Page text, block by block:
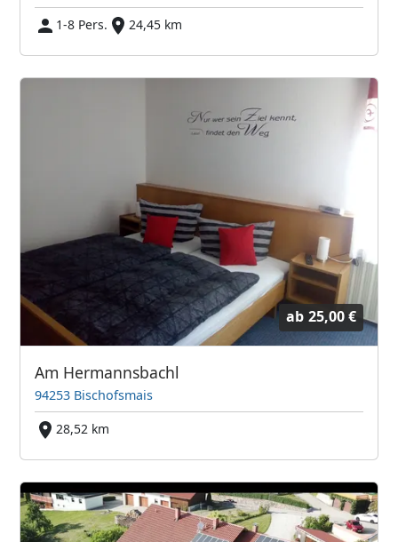
1-8 Pers.
24,45 km
ab 25,00 €
Am Hermannsbachl
94253 Bischofsmais
28,52 km